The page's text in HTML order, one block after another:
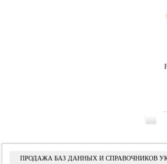
ПРОДАЖА БАЗ ДАННЫХ И СПРАВОЧНИКОВ